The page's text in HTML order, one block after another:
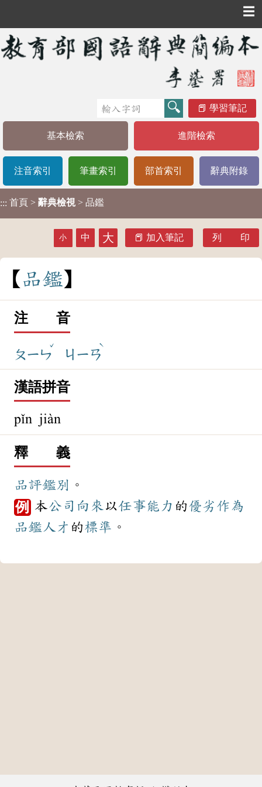
☰
學習筆記
基本檢索 進階檢索
注音索引 筆畫索引 部首索引 辭典附錄
::: 首頁 > 辭典檢視 > 品鑑
小 中 大 加入筆記 列 印
品鑑
注 音
ㄆㄧㄣ
ˇ
ㄐㄧㄢ
ˋ
漢語拼音
pǐn jiàn
釋 義
品評鑑別 。
例 本公司 向來以任事能力 的優劣 作為
品鑑人才 的標準 。